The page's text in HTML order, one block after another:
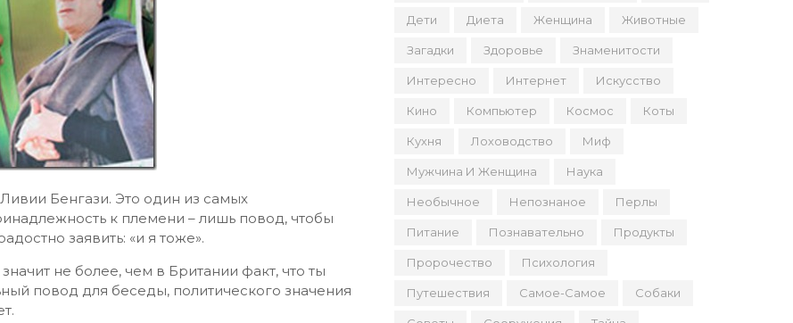
Бенгази. Это один из самых
к племени – лишь повод, чтобы
заявить: «и я тоже».
не более, чем в Британии факт, что ты
повод для беседы, политического значения
Дети Диета Женщина Животные
Загадки Здоровье Знаменитости
Интересно Интернет Искусство
Кино Компьютер Космос Коты
Кухня Лоховодство Миф
Мужчина И Женщина Наука
Необычное Непознаное Перлы
Питание Познавательно Продукты
Пророчество Психология
Путешествия Самое-Самое Собаки